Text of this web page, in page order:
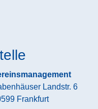
Landstr. 6
Frankfurt